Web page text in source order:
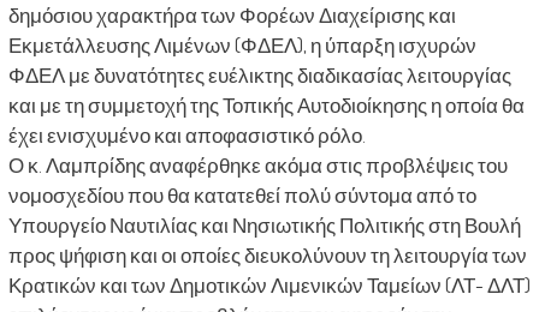
δημόσιου χαρακτήρα των Φορέων Διαχείρισης και
Εκμετάλλευσης Λιμένων (ΦΔΕΛ), η ύπαρξη ισχυρών
ΦΔΕΛ με δυνατότητες ευέλικτης διαδικασίας λειτουργίας
και με τη συμμετοχή της Τοπικής Αυτοδιοίκησης η οποία θα
έχει ενισχυμένο και αποφασιστικό ρόλο.
Ο κ. Λαμπρίδης αναφέρθηκε ακόμα στις προβλέψεις του
νομοσχεδίου που θα κατατεθεί πολύ σύντομα από το
Υπουργείο Ναυτιλίας και Νησιωτικής Πολιτικής στη Βουλή
προς ψήφιση και οι οποίες διευκολύνουν τη λειτουργία των
Κρατικών και των Δημοτικών Λιμενικών Ταμείων (ΛΤ- ΔΛΤ)